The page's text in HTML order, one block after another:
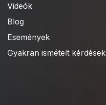
Videók
Blog
Események
Gyakran ismételt kérdések